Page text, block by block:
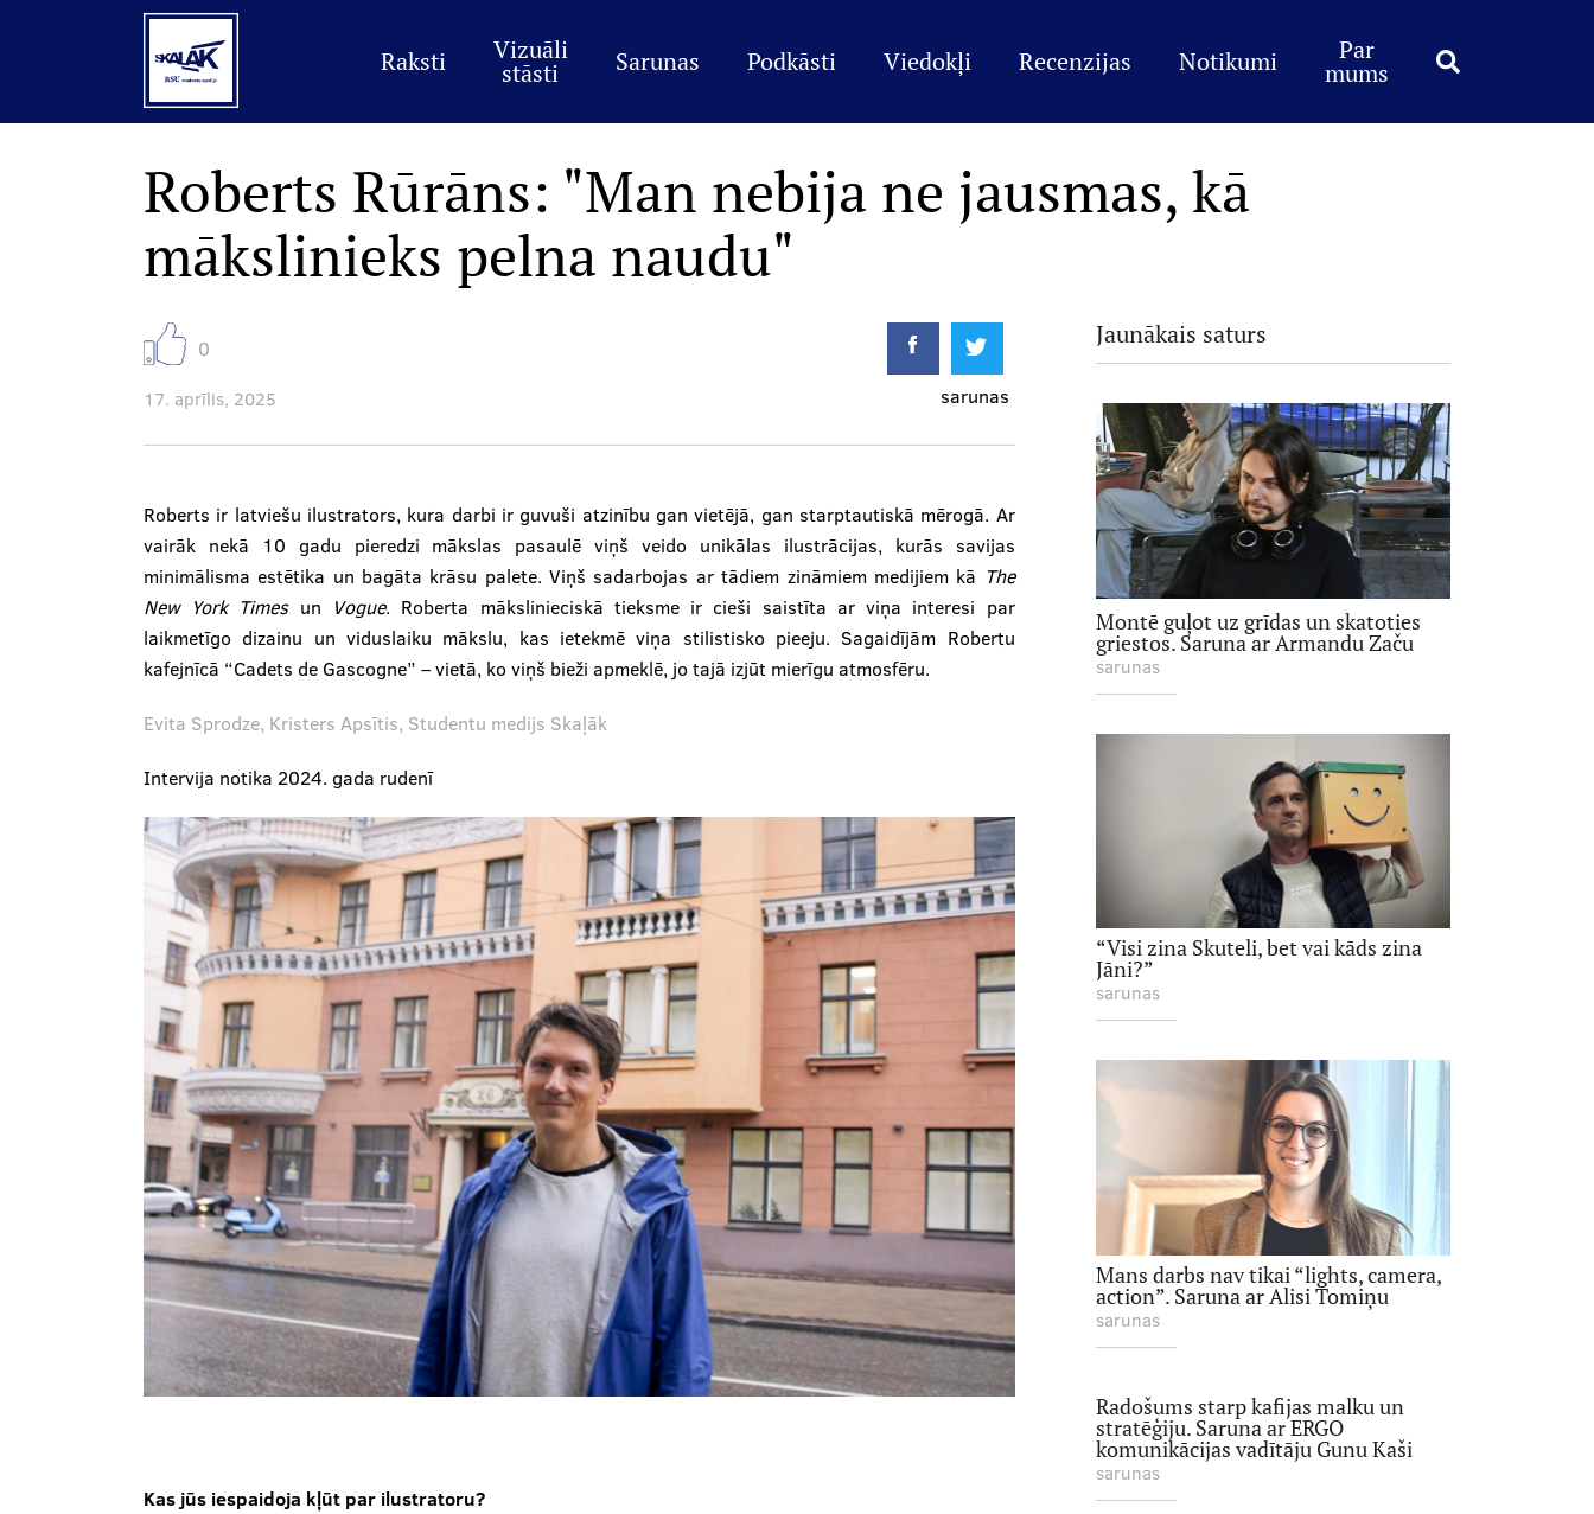
Main
Raksti Vizuāli
stāsti Sarunas Podkāsti Viedokļi Recenzijas Notikumi Par
mums
Roberts Rūrāns: "Man nebija ne jausmas, kā
mākslinieks pelna naudu"
0
17. aprīlis, 2025 sarunas
Roberts ir latviešu ilustrators, kura darbi ir guvuši atzinību gan vietējā, gan starptautiskā mērogā. Ar
vairāk nekā 10 gadu pieredzi mākslas pasaulē viņš veido unikālas ilustrācijas, kurās savijas
minimālisma estētika un bagāta krāsu palete. Viņš sadarbojas ar tādiem zināmiem medijiem kā The
New York Timesun Vogue. Roberta mākslinieciskā tieksme ir cieši saistīta ar viņa interesi par
laikmetīgo dizainu un viduslaiku mākslu, kas ietekmē viņa stilistisko pieeju. Sagaidījām Robertu
kafejnīcā “Cadets de Gascogne” – vietā, ko viņš bieži apmeklē, jo tajā izjūt mierīgu atmosfēru.
Evita Sprodze, Kristers Apsītis, Studentu medijs Skaļāk
Intervija notika 2024. gada rudenī
Kas jūs iespaidoja kļūt par ilustratoru?
Jaunākais saturs
Montē guļot uz grīdas un skatoties
griestos. Saruna ar Armandu Začu
sarunas
“Visi zina Skuteli, bet vai kāds zina
Jāni?”
sarunas
Mans darbs nav tikai “lights, camera,
action”. Saruna ar Alisi Tomiņu
sarunas
Radošums starp kafijas malku un
stratēģiju. Saruna ar ERGO
komunikācijas vadītāju Gunu Kaši
sarunas